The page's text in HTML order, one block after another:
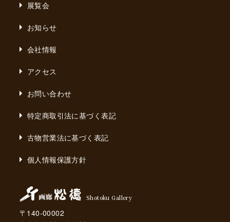
展覧会
お知らせ
会社情報
アクセス
お問い合わせ
特定商取引法に基づく表記
古物営業法に基づく表記
個人情報保護方針
Shotoku Gallery
〒140-00002